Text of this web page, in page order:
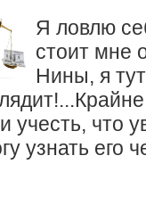
Я ловлю
стоит мне
Нины, я
учесть, что
узнать его